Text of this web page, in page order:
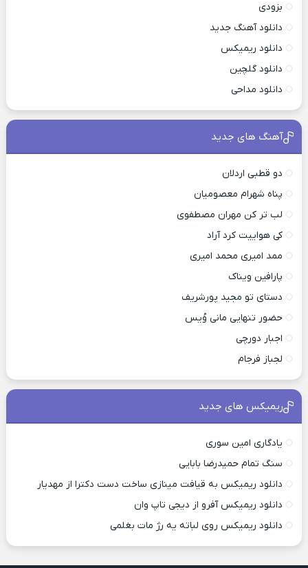
بزودی
دانلود آهنگ جدید
دانلود ریمیکس
دانلود گلچین
دانلود مداحی
آهنگ های جدید
دو قطبی اردلان
پناه شهرام معصومیان
لب تر کن مهران مصطفوی
کی هواییت کرد آراد
ممد امیری محمد امیری
پارافین ویناک
دستای تو مجید پورشریف
حضور تنهایی مانی وُیس
اجبار دورچی
لجباز فرجام
ریمیکس های جدید
یادگاری امین سوری
سنگ تمام حمیدرضا بابایی
دانلود ریمیکس به قیافت مینازی ساخت دست دکترا از مهدیار
دانلود ریمیکس آفرو از ديجی تاپ وان
دانلود ریمیکس روی لباته یه رژ مات بغلمی